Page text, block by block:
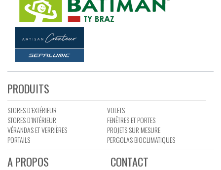
PRODUITS
STORES D’EXTÉRIEUR
STORES D’INTÉRIEUR
VÉRANDAS ET VERRIÈRES
PORTAILS
VOLETS
FENÊTRES ET PORTES
PROJETS SUR MESURE
PERGOLAS BIOCLIMATIQUES
A PROPOS CONTACT